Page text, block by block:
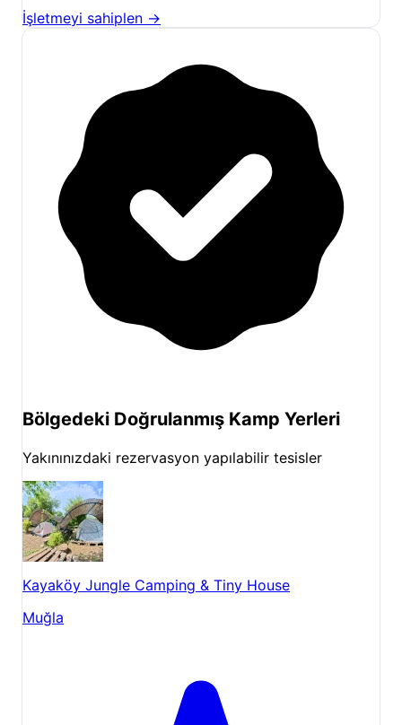
İşletmeyi sahiplen →
Bölgedeki Doğrulanmış Kamp Yerleri
Yakınınızdaki rezervasyon yapılabilir tesisler
Kayaköy Jungle Camping & Tiny House
Muğla